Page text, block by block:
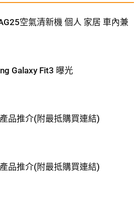
空氣清新機 個人 家居 車內兼
Galaxy Fit3 曝光
品推介(附最抵購買連結)
品推介(附最抵購買連結)